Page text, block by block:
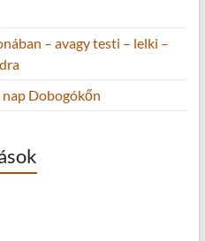
– avagy testi – lelki –
nap Dobogókőn